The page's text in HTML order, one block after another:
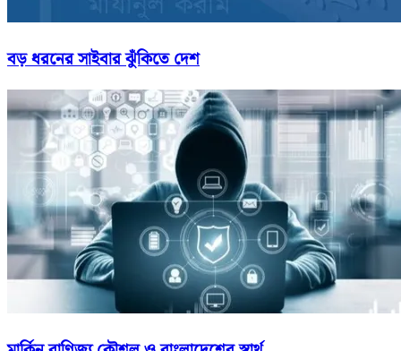
বড় ধরনের সাইবার ঝুঁকিতে দেশ